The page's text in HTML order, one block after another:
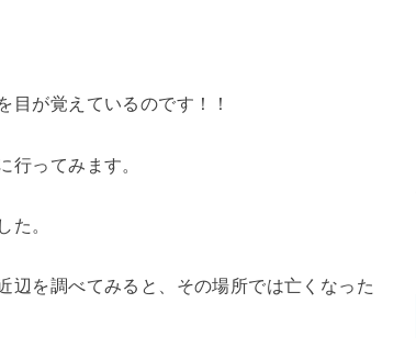
目が覚えているのです！！
行ってみます。
た。
辺を調べてみると、その場所では亡くなった